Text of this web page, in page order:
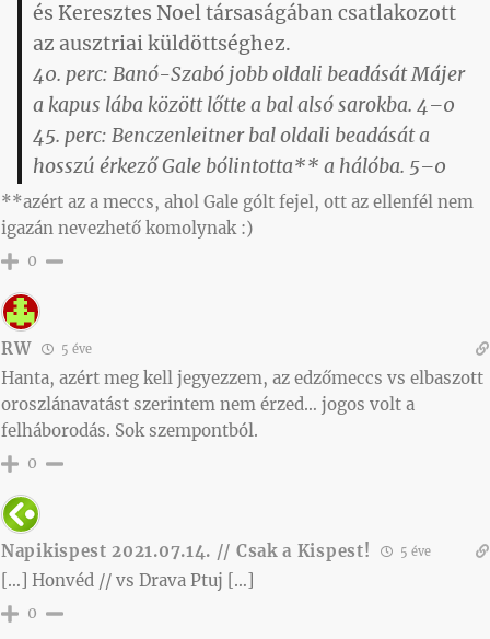
és Keresztes Noel társaságában csatlakozott
az ausztriai küldöttséghez.
40. perc: Banó-Szabó jobb oldali beadását Májer
a kapus lába között lőtte a bal alsó sarokba. 4–0
45. perc: Benczenleitner bal oldali beadását a
hosszú érkező Gale bólintotta** a hálóba. 5–0
**azért az a meccs, ahol Gale gólt fejel, ott az ellenfél nem
igazán nevezhető komolynak :)
0
RW 5 éve
Hanta, azért meg kell jegyezzem, az edzőmeccs vs elbaszott
oroszlánavatást szerintem nem érzed… jogos volt a
felháborodás. Sok szempontból.
0
Napikispest 2021.07.14. // Csak a Kispest! 5 éve
[…] Honvéd // vs Drava Ptuj […]
0